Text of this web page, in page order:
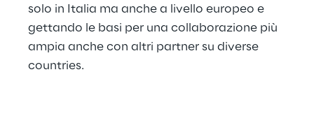
solo in Italia ma anche a livello europeo e
gettando le basi per una collaborazione più
ampia anche con altri partner su diverse
countries.